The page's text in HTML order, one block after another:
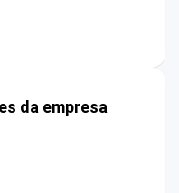
da empresa